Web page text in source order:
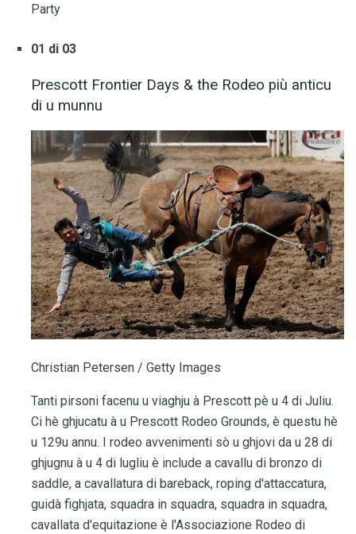
Party
01 di 03
Prescott Frontier Days & the Rodeo più anticu
di u munnu
Christian Petersen / Getty Images
Tanti pirsoni facenu u viaghju à Prescott pè u 4 di Juliu.
Ci hè ghjucatu à u Prescott Rodeo Grounds, è questu hè
u 129u annu. I rodeo avvenimenti sò u ghjovi da u 28 di
ghjugnu à u 4 di lugliu è include a cavallu di bronzo di
saddle, a cavallatura di bareback, roping d'attaccatura,
guidà fighjata, squadra in squadra, squadra in squadra,
cavallata d'equitazione è l'Associazione Rodeo di